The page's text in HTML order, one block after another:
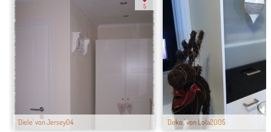
'Diele' von Jersey04
5
'Deko ' von Lola2005